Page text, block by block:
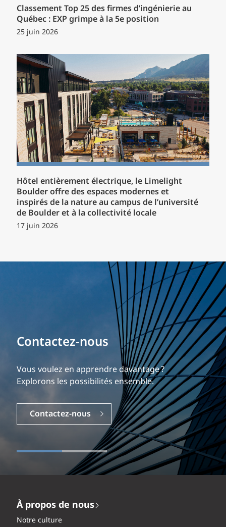
Classement Top 25 des firmes d’ingénierie au
Québec : EXP grimpe à la 5e position
25 juin 2026
Hôtel entièrement électrique, le Limelight
Boulder offre des espaces modernes et
inspirés de la nature au campus de l’université
de Boulder et à la collectivité locale
17 juin 2026
Contactez-nous
Vous voulez en apprendre davantage ?
Explorons les possibilités ensemble.
Contactez-nous
Bâtissez votre carrière
Notre expérience est ce qui nous différencie.
Explorez une carrière dynamique et gratifiante
chez EXP.
Carrières
À propos de nous
Notre culture